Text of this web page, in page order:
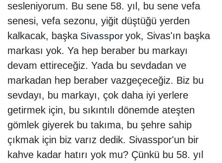
sesleniyorum. Bu sene 58. yıl, bu sene vefa
senesi, vefa sezonu, yiğit düştüğü yerden
kalkacak, başkaSivasspor yok, Sivas'ın başka
markası yok. Ya hep beraber bu markayı
devam ettireceğiz. Yada bu sevdadan ve
markadan hep beraber vazgeçeceğiz. Biz bu
sevdayı, bu markayı, çok daha iyi yerlere
getirmek için, bu sıkıntılı dönemde ateşten
gömlek giyerek bu takıma, bu şehre sahip
çıkmak için biz varız dedik. Sivasspor'un bir
kahve kadar hatırı yok mu? Çünkü bu 58. yıl